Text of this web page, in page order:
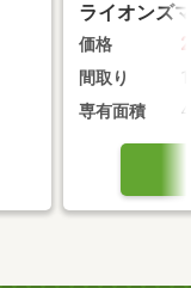
ライオンズ
価格
間取り
専有面積